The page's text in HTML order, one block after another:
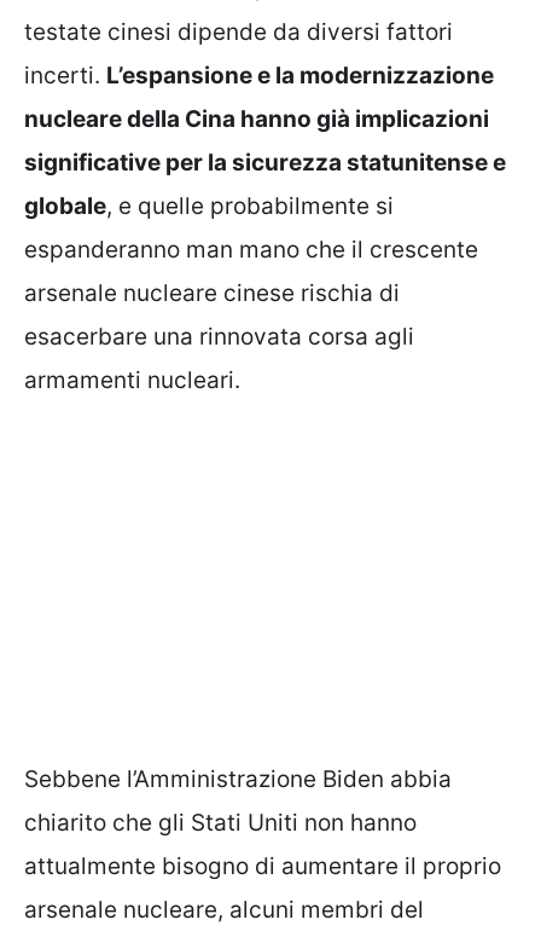
testate cinesi dipende da diversi fattori
incerti. L’espansione e la modernizzazione
nucleare della Cina hanno già implicazioni
significative per la sicurezza statunitense e
globale, e quelle probabilmente si
espanderanno man mano che il crescente
arsenale nucleare cinese rischia di
esacerbare una rinnovata corsa agli
armamenti nucleari.
Sebbene l’Amministrazione Biden abbia
chiarito che gli Stati Uniti non hanno
attualmente bisogno di aumentare il proprio
arsenale nucleare, alcuni membri del